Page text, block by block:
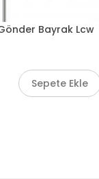
Bayrak Lcw
Sepete Ekle